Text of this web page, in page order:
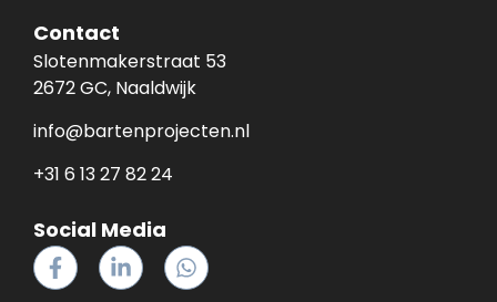
Contact
Slotenmakerstraat 53
2672 GC, Naaldwijk
info@bartenprojecten.nl
+31 6 13 27 82 24
Social Media